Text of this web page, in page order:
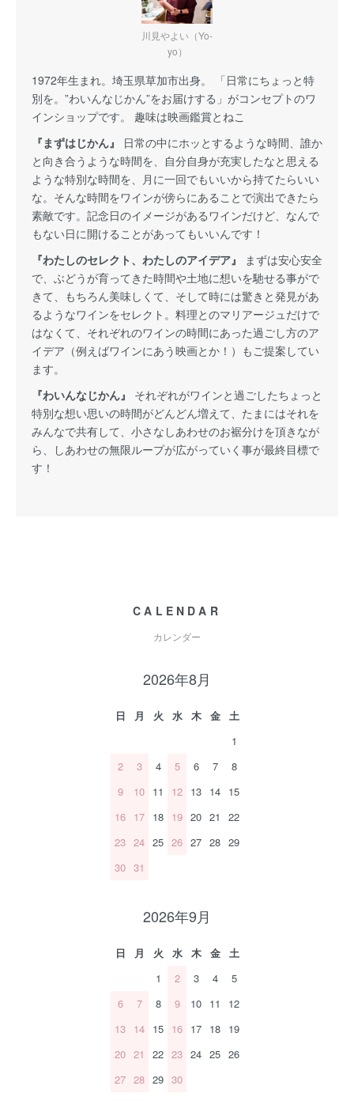
川見やよい（Yo-
yo）
1972年生まれ。埼玉県草加市出身。 「日常にちょっと特
別を。”わいんなじかん”をお届けする」がコンセプトのワ
インショップです。 趣味は映画鑑賞とねこ
『まずはじかん』
日常の中にホッとするような時間、誰か
と向き合うような時間を、自分自身が充実したなと思える
ような特別な時間を、月に一回でもいいから持てたらいい
な。そんな時間をワインが傍らにあることで演出できたら
素敵です。記念日のイメージがあるワインだけど、なんで
もない日に開けることがあってもいいんです！
『わたしのセレクト、わたしのアイデア』
まずは安心安全
で、ぶどうが育ってきた時間や土地に想いを馳せる事がで
きて、もちろん美味しくて、そして時には驚きと発見があ
るようなワインをセレクト。料理とのマリアージュだけで
はなくて、それぞれのワインの時間にあった過ごし方のア
イデア（例えばワインにあう映画とか！）もご提案してい
ます。
『わいんなじかん』
それぞれがワインと過ごしたちょっと
特別な想い思いの時間がどんどん増えて、たまにはそれを
みんなで共有して、小さなしあわせのお裾分けを頂きなが
ら、しあわせの無限ループが広がっていく事が最終目標で
す！
CALENDAR
カレンダー
2026年8月
日 月 火 水 木 金
土
1
2
3 4 5 6 7
8
9
10 11 12 13 14 15
16 17 18 19 20 21
22
23 24 25 26 27 28 29
30 31
2026年9月
日 月 火 水 木 金
土
1
2 3 4
5
6
7 8 9 10 11
12
13 14 15 16 17 18 19
20 21 22 23 24 25 26
27 28 29 30